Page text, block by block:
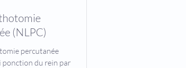
(NLPC)
percutanée
ponction du rein par